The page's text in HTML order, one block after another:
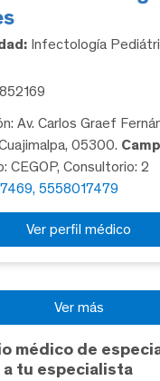
Infectología
Av. Carlos Graef
05300.
CEGOP, Consultorio: 2
5558017479
Ver perfil médico
Ver más
médico de
tu especialista